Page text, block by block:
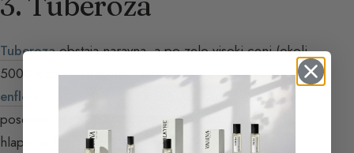
Tuberozaobstaja naravna, a po zelo visoki ceni (okoli
5000 € za kg absoluta). Nekoč se je obdelovala z
enfleurage
, a zdaj je to v bistvu končano, razen na
posebno naročilo. Zdaj jo pridobivamo z ekstrakcijo s
hlapnimi topili.